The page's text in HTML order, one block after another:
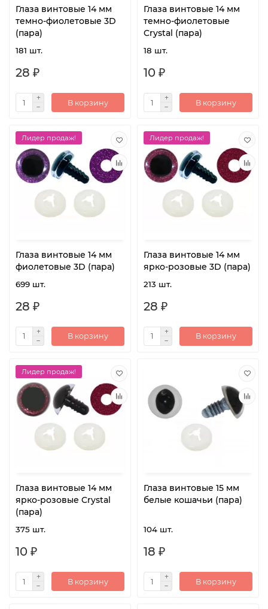
Глаза винтовые 14 мм
темно-фиолетовые 3D
(пара)
181 шт.
28 ₽
В корзину
Глаза винтовые 14 мм
темно-фиолетовые
Crystal (пара)
18 шт.
10 ₽
В корзину
Лидер продаж!
Глаза винтовые 14 мм
фиолетовые 3D (пара)
699 шт.
28 ₽
В корзину
Лидер продаж!
Глаза винтовые 14 мм
ярко-розовые 3D (пара)
213 шт.
28 ₽
В корзину
Лидер продаж!
Глаза винтовые 14 мм
ярко-розовые Crystal
(пара)
375 шт.
10 ₽
В корзину
Глаза винтовые 15 мм
белые кошачьи (пара)
104 шт.
18 ₽
В корзину